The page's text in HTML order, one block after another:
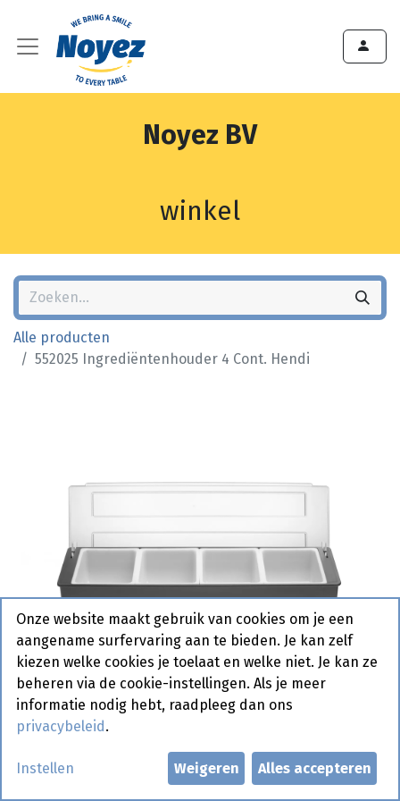
Noyez BV
winkel
Alle producten
552025 Ingrediëntenhouder 4 Cont. Hendi
552025 Ingrediëntenhouder 4
Onze website maakt gebruik van cookies om je een
aangename surfervaring aan te bieden. Je kan zelf
kiezen welke cookies je toelaat en welke niet. Je kan ze
beheren via de cookie-instellingen. Als je meer
informatie nodig hebt, raadpleeg dan ons
privacybeleid .
Instellen Weigeren Alles accepteren